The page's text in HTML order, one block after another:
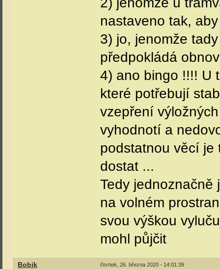
nastaveno tak,
3) jo, jenomže
předpokládá
4) ano bingo !!!! U
které potřebují
vzepření
vyhodnotí a
podstatnou věcí je
dostat ...
Tedy jednoznačně
na volném
svou výškou
mohl půjčit
Bobik čtvrtek, 26. března 2020 - 14:01:39